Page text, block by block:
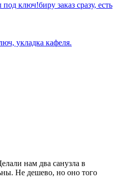
ключ!биру заказ сразу, есть
укладка кафеля.
нам два санузла в
Не дешево, но оно того